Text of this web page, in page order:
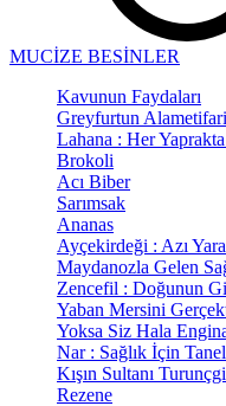
MUCİZE BESİNLER
Kavunun Faydaları
Greyfurtun
Lahana : Her
Brokoli
Acı Biber
Sarımsak
Ananas
Ayçekirdeği : Azı
Maydanozla Gelen
Zencefil : Doğunun
Yaban Mersini
Yoksa Siz Hala
Nar : Sağlık İçin
Kışın Sultanı
Rezene